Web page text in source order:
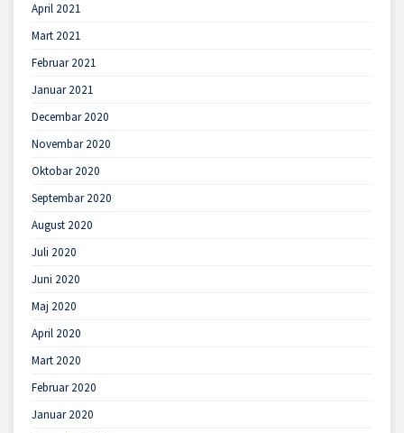
April 2021
Mart 2021
Februar 2021
Januar 2021
Decembar 2020
Novembar 2020
Oktobar 2020
Septembar 2020
August 2020
Juli 2020
Juni 2020
Maj 2020
April 2020
Mart 2020
Februar 2020
Januar 2020